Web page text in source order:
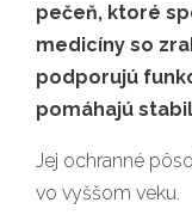
pečeň, ktoré
medicíny so
podporujú
pomáhajú
Jej ochranné
vo vyššom veku.